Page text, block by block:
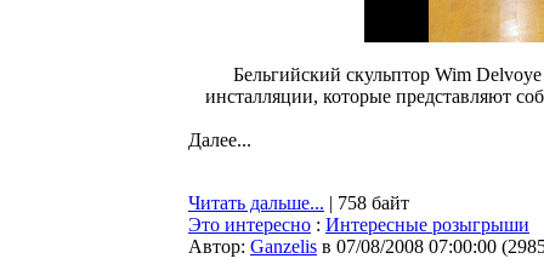
Бельгийский скульптор Wim Delvoye
инсталляции, которые представляют
Далее...
Читать дальше... | 758 байт
Это интересно : Интересные розыгрыши
Автор: Ganzelis в 07/08/2008 07:00:00 (